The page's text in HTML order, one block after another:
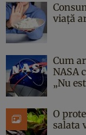
viață
Cum
NASA
„Nu
O
salata